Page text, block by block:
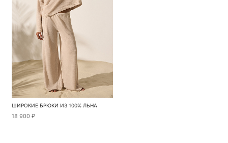
ШИРОКИЕ БРЮКИ ИЗ 100% ЛЬНА
18 900 ₽